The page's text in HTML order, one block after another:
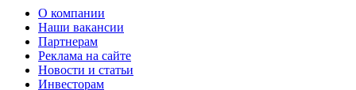
О компании
Наши вакансии
Партнерам
Реклама на сайте
Новости и статьи
Инвесторам